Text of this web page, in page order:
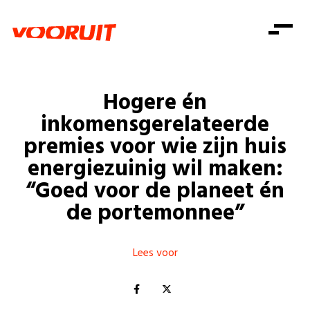
Zorg
Gelijke kansen
Welzijn
Consumentenbescherming
Pensioenen
Kinderen en jongeren
Onze mensen
Standpunten
Vacatures
Doe mee
Doe mee
Word lid
Mis niets
Shop
Zoeken
Login
Login
Hogere én
inkomensgerelateerde
premies voor wie zijn huis
energiezuinig wil maken:
“Goed voor de planeet én
de portemonnee”
Lees voor